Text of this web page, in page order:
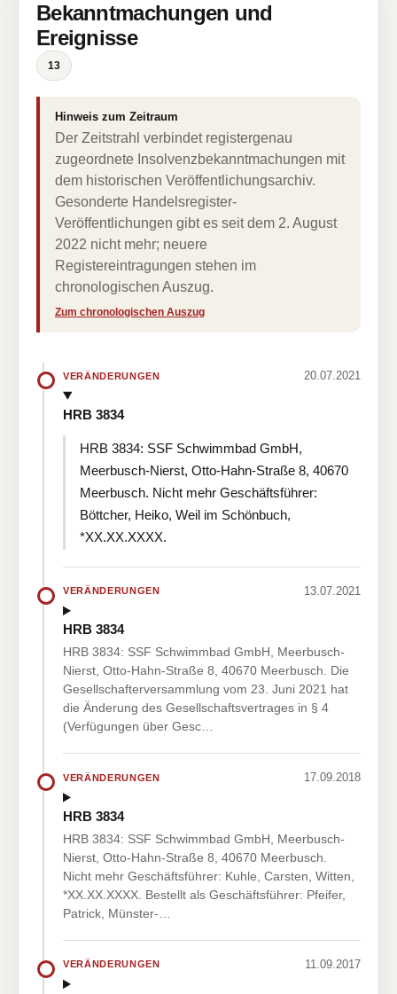
Bekanntmachungen und
Ereignisse
13
Hinweis zum Zeitraum
Der Zeitstrahl verbindet registergenau
zugeordnete Insolvenzbekanntmachungen mit
dem historischen Veröffentlichungsarchiv.
Gesonderte Handelsregister-
Veröffentlichungen gibt es seit dem 2. August
2022 nicht mehr; neuere
Registereintragungen stehen im
chronologischen Auszug.
Zum chronologischen Auszug
VERÄNDERUNGEN 20.07.2021
HRB 3834
HRB 3834: SSF Schwimmbad GmbH,
Meerbusch-Nierst, Otto-Hahn-Straße 8, 40670
Meerbusch. Nicht mehr Geschäftsführer:
Böttcher, Heiko, Weil im Schönbuch,
*XX.XX.XXXX.
VERÄNDERUNGEN 13.07.2021
HRB 3834
HRB 3834: SSF Schwimmbad GmbH, Meerbusch-
Nierst, Otto-Hahn-Straße 8, 40670 Meerbusch. Die
Gesellschafterversammlung vom 23. Juni 2021 hat
die Änderung des Gesellschaftsvertrages in § 4
(Verfügungen über Gesc…
VERÄNDERUNGEN 17.09.2018
HRB 3834
HRB 3834: SSF Schwimmbad GmbH, Meerbusch-
Nierst, Otto-Hahn-Straße 8, 40670 Meerbusch.
Nicht mehr Geschäftsführer: Kuhle, Carsten, Witten,
*XX.XX.XXXX. Bestellt als Geschäftsführer: Pfeifer,
Patrick, Münster-…
VERÄNDERUNGEN 11.09.2017